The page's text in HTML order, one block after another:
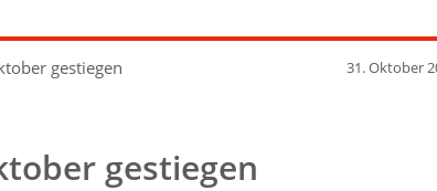
gestiegen 31. Oktober
gestiegen